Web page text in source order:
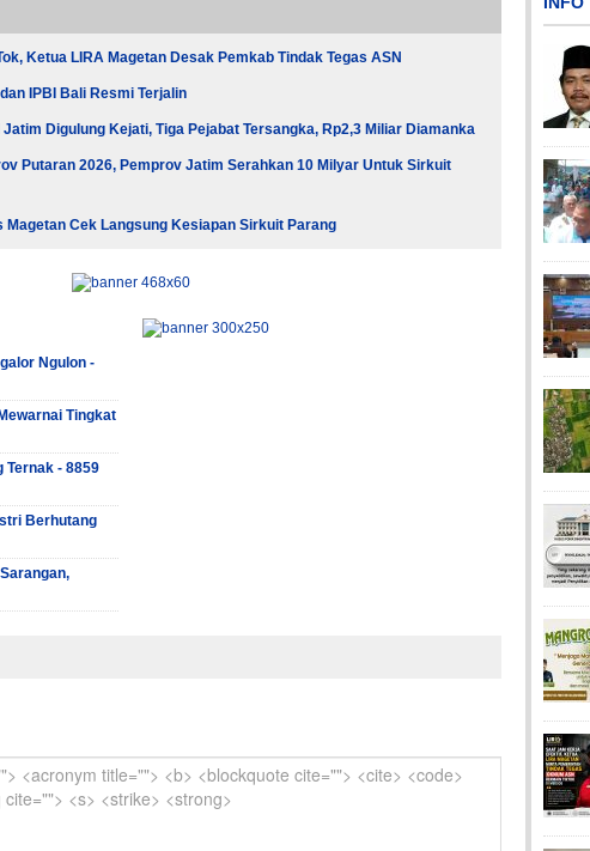
Ketua LIRA Magetan Desak Pemkab Tindak Tegas ASN
IPBI Bali Resmi Terjalin
Digulung Kejati, Tiga Pejabat Tersangka, Rp2,3 Miliar Diamanka
Putaran 2026, Pemprov Jatim Serahkan 10 Milyar Untuk Sirkuit
Cek Langsung Kesiapan Sirkuit Parang
Ngulon -
Tingkat
Ternak - 8859
Berhutang